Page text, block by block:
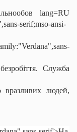
lang=RU
serif;mso-ansi-
Служба
вразливих людей,